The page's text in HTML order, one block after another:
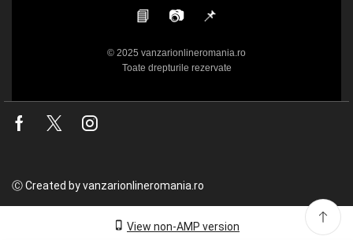
📘 📷 📌
© 2025 vanzarionlineromania.ro
Toate drepturile rezervate
Facebook
Twitter
Ⓒ Created by vanzarionlineromania.ro
View non-AMP version